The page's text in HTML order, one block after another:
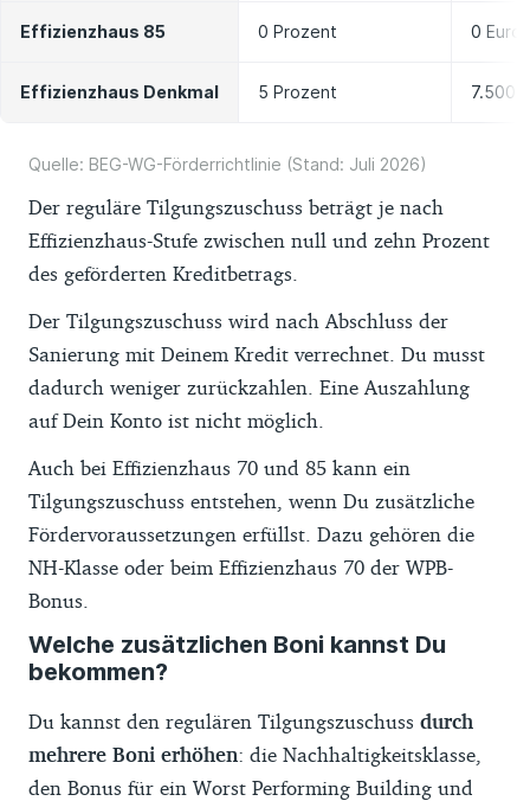
Effizienzhaus 85 0 Prozent 0 Euro
Effizienzhaus Denkmal 5 Prozent 7.500
Quelle: BEG-WG-Förderrichtlinie (Stand: Juli 2026)
Der reguläre Tilgungszuschuss beträgt je nach
Effizienzhaus-Stufe zwischen null und zehn Prozent
des geförderten Kreditbetrags.
Der Tilgungszuschuss wird nach Abschluss der
Sanierung mit Deinem Kredit verrechnet. Du musst
dadurch weniger zurückzahlen. Eine Auszahlung
auf Dein Konto ist nicht möglich.
Auch bei Effizienzhaus 70 und 85 kann ein
Tilgungszuschuss entstehen, wenn Du zusätzliche
Fördervoraussetzungen erfüllst. Dazu gehören die
NH-Klasse oder beim Effizienzhaus 70 der WPB-
Bonus.
Welche zusätzlichen Boni kannst Du
bekommen?
Du kannst den regulären Tilgungszuschuss durch
mehrere Boni erhöhen: die Nachhaltigkeitsklasse,
den Bonus für ein Worst Performing Building und